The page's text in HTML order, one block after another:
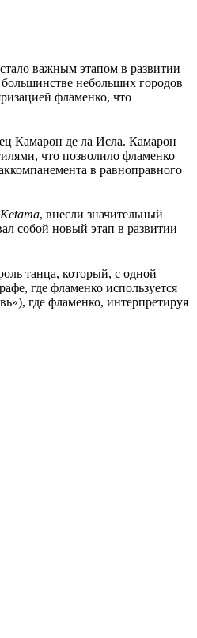
важным этапом в развитии
небольших городов
фламенко, что
Камарон де ла Исла. Камарон
что позволило фламенко
в равноправного
Ketama, внесли значительный
собой новый этап в развитии
танца, который, с одной
где фламенко используется
где фламенко, интерпретируя